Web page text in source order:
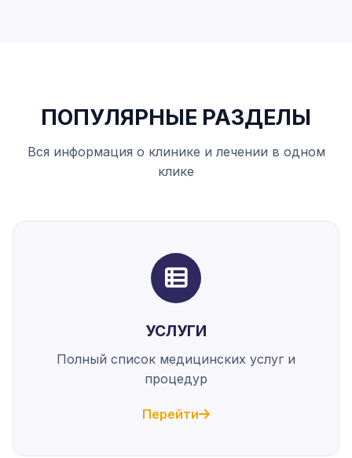
ПОПУЛЯРНЫЕ РАЗДЕЛЫ
Вся информация о клинике и лечении в одном
клике
УСЛУГИ
Полный список медицинских услуг и
процедур
Перейти